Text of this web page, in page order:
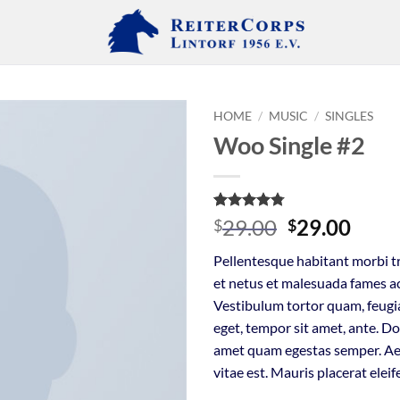
HOME / MUSIC / SINGLES
Woo Single #2
Rated4.75
out of 5
4
customer
ratings
$29.00 Original
was:
$29.00.
$29.00
is:
Pellentesque habitant morbi
et netus et malesuada fames
Vestibulum tortor quam,
eget, tempor sit amet, ante.
amet quam egestas semper.
vitae est. Mauris placerat